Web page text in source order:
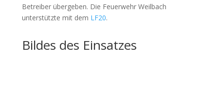
Betreiber übergeben. Die Feuerwehr Weilbach
unterstützte mit dem LF20.
Bildes des Einsatzes